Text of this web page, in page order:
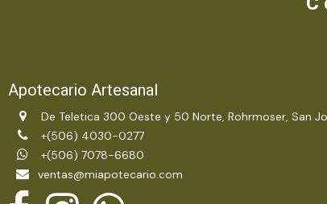
Apotecario Artesanal
De Teletica 300 Oeste y 50 Norte, Rohrmoser, San
+(506) 4030-0277
+(506) 7078-6680
ventas@miapotecario.com